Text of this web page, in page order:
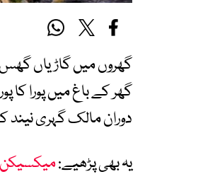
گھروں میں گاڑیاں
گھر کے باغ میں پورا
دوران مالک گہری نیند
یہ بھی پڑھیے:میکسیکن